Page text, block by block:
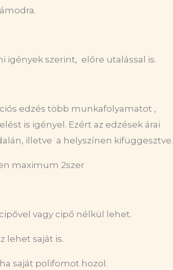
igények szerint, előre utalással is.
edzés több munkafolyamatot ,
is igényel. Ezért az edzések árai
illetve a helyszínen kifüggesztve.
maximum 2szer
vagy cipő nélkül lehet.
lehet saját is.
saját polifomot hozol.